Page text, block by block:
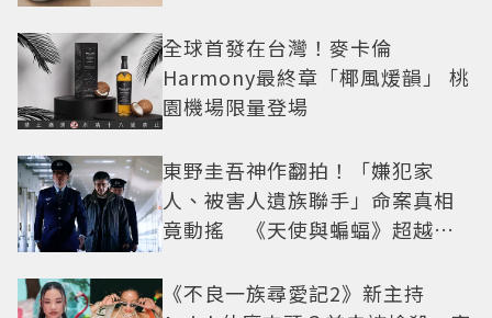
全球首發在台灣！麥卡倫
Harmony最終章「椰風煖韻」 桃
園機場限量登場
東野圭吾神作翻拍！「嫌犯家
人、被害人遺族聯手」命案真相
竟動搖 《天使與蝙蝠》超越懸
《不良一族尋愛記2》新主持